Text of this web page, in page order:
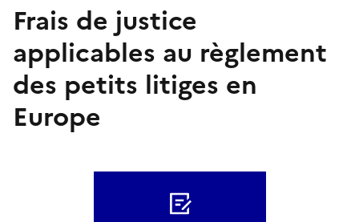
Frais de justice
applicables au règlement
des petits litiges en
Europe